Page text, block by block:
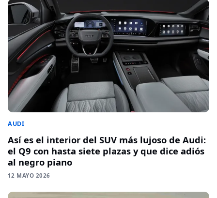
AUDI
Así es el interior del SUV más lujoso de Audi:
el Q9 con hasta siete plazas y que dice adiós
al negro piano
12 MAYO 2026